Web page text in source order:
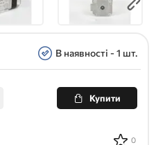
В наявності - 1 шт.
Купити
0